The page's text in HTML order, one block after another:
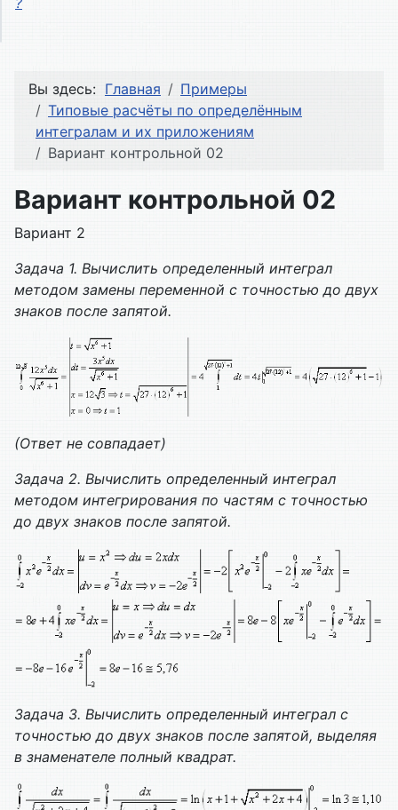
Вы здесь: Главная
Примеры
Типовые расчёты по определённым
интегралам и их приложениям
Вариант контрольной 02
Вариант контрольной 02
Вариант 2
Задача 1. Вычислить определенный интеграл
методом замены переменной с точностью до двух
знаков после запятой.
(Ответ не совпадает)
Задача 2. Вычислить определенный интеграл
методом интегрирования по частям с точностью
до двух знаков после запятой.
Задача 3. Вычислить определенный интеграл с
точностью до двух знаков после запятой, выделяя
в знаменателе полный квадрат.